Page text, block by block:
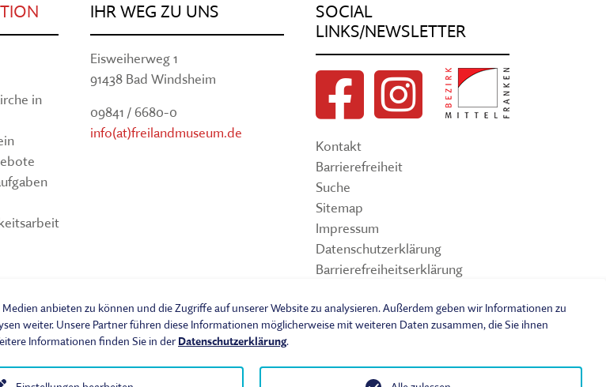
in
IHR WEG ZU UNS
Eisweiherweg 1
91438 Bad Windsheim
09841 / 6680-0
info(at)freilandmuseum.de
SOCIAL
LINKS/NEWSLETTER
Kontakt
Barrierefreiheit
Suche
Sitemap
Impressum
Datenschutzerklärung
Barrierefreiheitserklärung
Widerrufsbelehrung
Vertrag widerrufen
Benutzungsordnung
anbieten zu können und die Zugriffe auf unserer Website zu analysieren. Außerdem geben wir Informationen zu
weiter. Unsere Partner führen diese Informationen möglicherweise mit weiteren Daten zusammen, die Sie ihnen
Informationen finden Sie in der Datenschutzerklärung.